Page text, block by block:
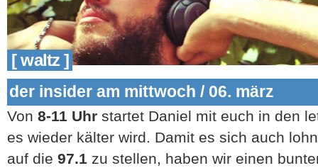
[ waltz ]
der insider am mittwoch / 06. märz
Von 8-11 Uhr startet Daniel mit euch in den
es wieder kälter wird. Damit es sich auch
auf die 97.1 zu stellen, haben wir einen